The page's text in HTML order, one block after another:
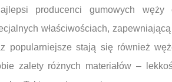
producenci gumowych
właściwościach,
popularniejsze stają się również
zalety różnych materiałów –